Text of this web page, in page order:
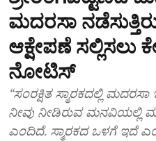
ಮದರಸಾ
ಆಕ್ಷೇಪಣೆ ಸಲ್ಲಿಸಲು
ನೋಟಿಸ್‌
“ಸಂರಕ್ಷಿತ ಸ್ಮಾರಕದಲ್ಲಿ
ನೀವು ನೀಡಿರುವ ಮನವಿಯಲ್ಲಿ
ಎಂದಿದೆ. ಸ್ಮಾರಕದ ಒಳಗೆ ಇದೆ